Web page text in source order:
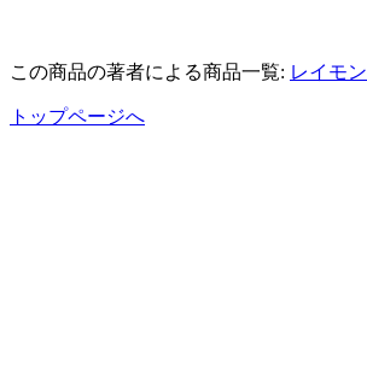
この商品の著者による商品一覧: レイモ
トップページへ